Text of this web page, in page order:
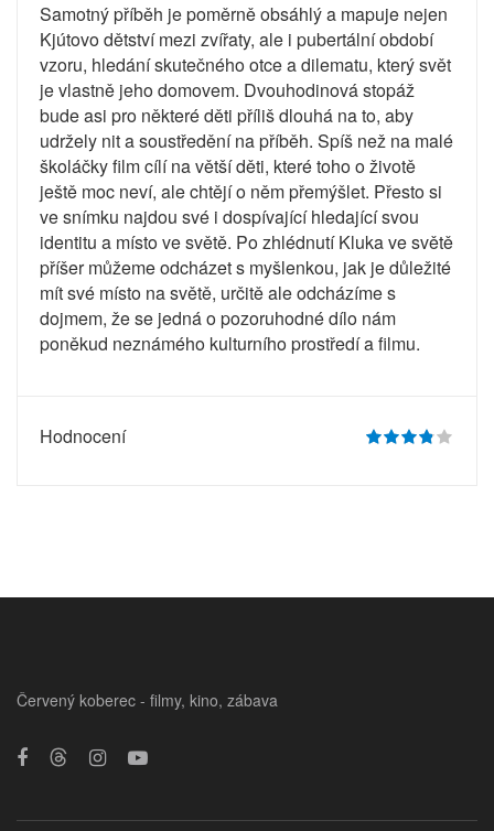
Samotný příběh je poměrně obsáhlý a mapuje nejen
Kjútovo dětství mezi zvířaty, ale i pubertální období
vzoru, hledání skutečného otce a dilematu, který svět
je vlastně jeho domovem. Dvouhodinová stopáž
bude asi pro některé děti příliš dlouhá na to, aby
udržely nit a soustředění na příběh. Spíš než na malé
školáčky film cílí na větší děti, které toho o životě
ještě moc neví, ale chtějí o něm přemýšlet. Přesto si
ve snímku najdou své i dospívající hledající svou
identitu a místo ve světě. Po zhlédnutí Kluka ve světě
příšer můžeme odcházet s myšlenkou, jak je důležité
mít své místo na světě, určitě ale odcházíme s
dojmem, že se jedná o pozoruhodné dílo nám
poněkud neznámého kulturního prostředí a filmu.
Hodnocení
Červený koberec - filmy, kino, zábava